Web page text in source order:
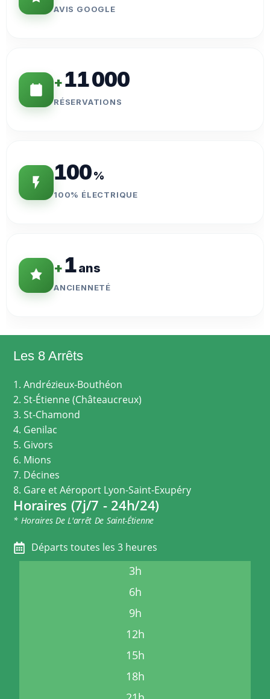
AVIS GOOGLE
+11 000
RÉSERVATIONS
100%
100% ÉLECTRIQUE
+1ans
ANCIENNETÉ
Les 8 Arrêts
1. Andrézieux-Bouthéon
2. St-Étienne (Châteaucreux)
3. St-Chamond
4. Genilac
5. Givors
6. Mions
7. Décines
8. Gare et Aéroport Lyon-Saint-Exupéry
Horaires (7j/7 - 24h/24)
* Horaires De L'arrêt De Saint-Étienne
Départs toutes les 3 heures
3h
6h
9h
12h
15h
18h